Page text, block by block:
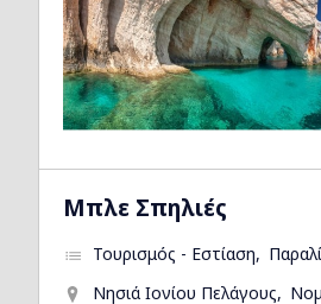
Μπλε Σπηλιές
Τουρισμός - Εστίαση
Νησιά Ιονίου Πελάγους